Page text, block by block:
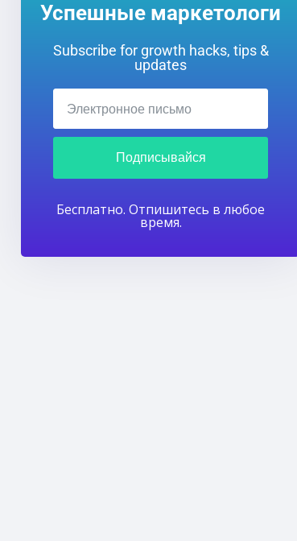
Успешные маркетологи
Subscribe for growth hacks, tips &
updates
Подписывайся
Бесплатно. Отпишитесь в любое
время.